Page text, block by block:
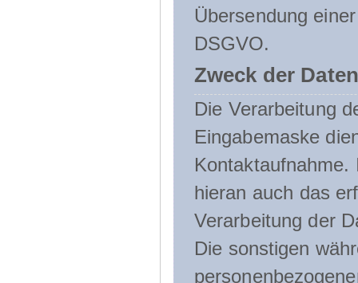
Übersendung
DSGVO.
Zweck der
Die Verarbeitung
Eingabemaske
hieran auch das
Verarbeitung der
Die sonstigen